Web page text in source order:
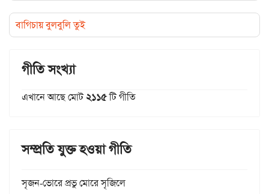
বাগিচায় বুলবুলি তুই
গীতি সংখ্যা
এখানে আছে মোট২১১৫টি গীতি
সম্প্রতি যুক্ত হওয়া গীতি
সৃজন-ভোরে প্রভু মোরে সৃজিলে